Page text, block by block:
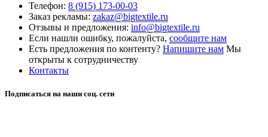
Телефон: 8 (915) 173-00-03
Заказ рекламы: zakaz@bigtextile.ru
Отзывы и предложения: info@bigtextile.ru
Если нашли ошибку, пожалуйста, сообщите нам
Есть предложения по контенту? Напишите нам Мы
открыты к сотрудничеству
Контакты
Подписаться на наши соц. сети